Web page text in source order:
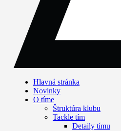
Hlavná stránka
Novinky
O tíme
Štruktúra klubu
Tackle tím
Detaily tímu